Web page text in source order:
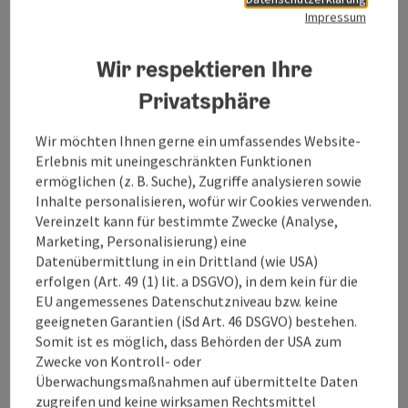
Kampagne „Salzkammergut verbindet“ der Landes-
Tourismusorganisationen SalzburgerLand, Steiermark und
Mit wenigen Klicks zur
individuellen Kultur-Reise
Ein neuer Online-Service gestaltet für alle, die
Oberösterreichs Kultur entdecken und genießen möchten,
maßgeschneiderte Kultur-Touren. Egal ob mehrtägige
Aufenthalte oder Tagesausflug, erstmals ist das vielfältige
Angebot Oberösterreichs digital und kompakt dargestellt,
individuell plan- und buchbar. Aus dem großen
oberösterreichischen Kulturangebot mit Veranstaltungen,
Sehenswürdigkeiten und Kulturwanderungen stellt der
digitale Planer „myKulTour“ die persönliche Kultur-Reise
nach individuellen Vorlieben zusammen.
Impressum
Wir respektieren Ihre
Privatsphäre
Wir möchten Ihnen gerne ein umfassendes Website-
Erlebnis mit uneingeschränkten Funktionen
ermöglichen (z. B. Suche), Zugriffe analysieren sowie
Inhalte personalisieren, wofür wir Cookies verwenden.
Vereinzelt kann für bestimmte Zwecke (Analyse,
Marketing, Personalisierung) eine
Datenübermittlung in ein Drittland (wie USA)
erfolgen (Art. 49 (1) lit. a DSGVO), in dem kein für die
EU angemessenes Datenschutzniveau bzw. keine
geeigneten Garantien (iSd Art. 46 DSGVO) bestehen.
Somit ist es möglich, dass Behörden der USA zum
Zwecke von Kontroll- oder
Überwachungsmaßnahmen auf übermittelte Daten
zugreifen und keine wirksamen Rechtsmittel